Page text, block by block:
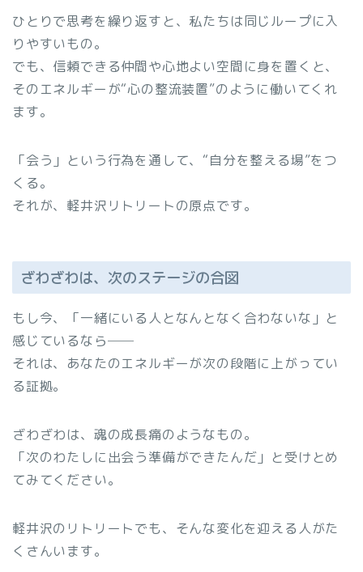
ひとりで思考を繰り返すと、私たちは同じループに入
りやすいもの。
でも、信頼できる仲間や心地よい空間に身を置くと、
そのエネルギーが“心の整流装置”のように働いてくれ
ます。
「会う」という行為を通して、“自分を整える場”をつ
くる。
それが、軽井沢リトリートの原点です。
ざわざわは、次のステージの合図
もし今、「一緒にいる人となんとなく合わないな」と
感じているなら──
それは、あなたのエネルギーが次の段階に上がってい
る証拠。
ざわざわは、魂の成長痛のようなもの。
「次のわたしに出会う準備ができたんだ」と受けとめ
てみてください。
軽井沢のリトリートでも、そんな変化を迎える人がた
くさんいます。